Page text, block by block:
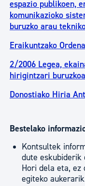
espazio publikoen,
komunikazioko
buruzko arau
Eraikuntzako
2/2006 Legea,
hirigintzari buruzkoa
Donostiako Hiria
Bestelako
Kontsultek
dute eskubiderik
Hori dela eta,
egiteko